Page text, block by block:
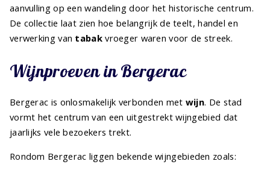
aanvulling op een wandeling door het historische centrum.
De collectie laat zien hoe belangrijk de teelt, handel en
verwerking van tabakvroeger waren voor de streek.
Wijnproeven in Bergerac
Bergerac is onlosmakelijk verbonden met wijn. De stad
vormt het centrum van een uitgestrekt wijngebied dat
jaarlijks vele bezoekers trekt.
Rondom Bergerac liggen bekende wijngebieden zoals: